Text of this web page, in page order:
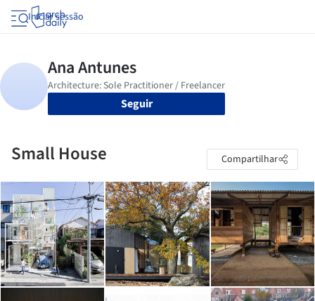
Iniciar sessão
Seguir
Small House Compartilhar